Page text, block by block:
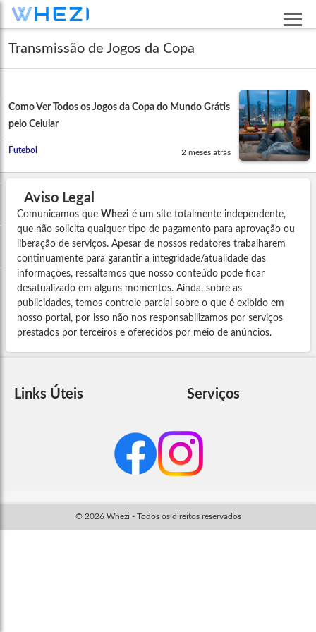
Transmissão de Jogos da Copa
Como Ver Todos os Jogos da Copa do Mundo Grátis
pelo Celular
Futebol 2 meses atrás
Aviso Legal
Comunicamos que Whezi é um site totalmente independente,
que não solicita qualquer tipo de pagamento para aprovação ou
liberação de serviços. Apesar de nossos redatores trabalharem
continuamente para garantir a integridade/atualidade das
informações, ressaltamos que nosso conteúdo pode ficar
desatualizado em alguns momentos. Ainda, sobre as
publicidades, temos controle parcial sobre o que é exibido em
nosso portal, por isso não nos responsabilizamos por serviços
prestados por terceiros e oferecidos por meio de anúncios.
Links Úteis Serviços
© 2026 Whezi - Todos os direitos reservados